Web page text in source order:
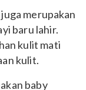
merupakan
baru lahir.
kulit mati
kulit.
baby